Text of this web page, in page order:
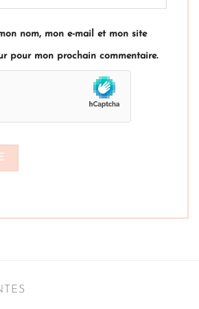
nom, mon e-mail et mon site
pour mon prochain commentaire.